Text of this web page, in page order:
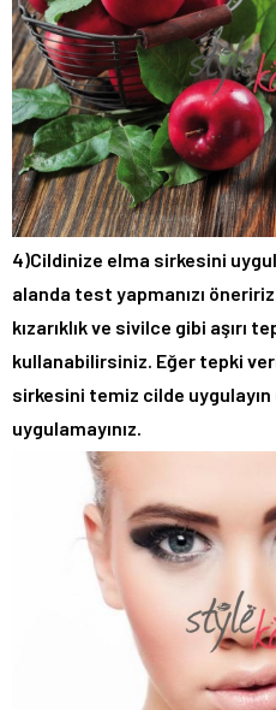
4)Cildinize elma sirkesini
alanda test yapmanızı
kızarıklık ve sivilce gibi aşırı
kullanabilirsiniz. Eğer tepki
sirkesini temiz cilde
uygulamayınız.